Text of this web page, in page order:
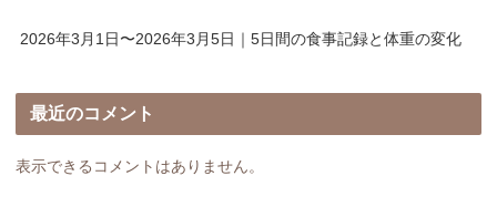
2026年3月1日〜2026年3月5日｜5日間の食事記録と体重の変化
最近のコメント
表示できるコメントはありません。